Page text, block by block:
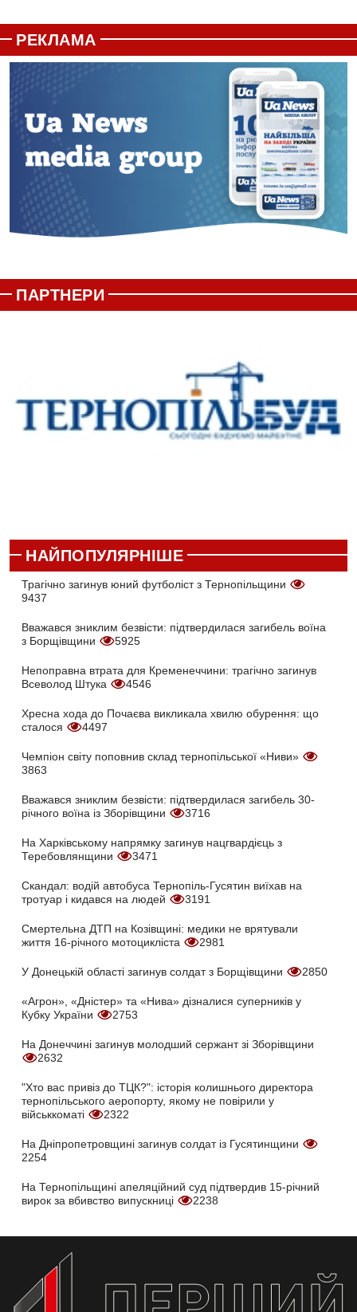
РЕКЛАМА
ПАРТНЕРИ
НАЙПОПУЛЯРНІШЕ
Трагічно загинув юний футболіст з Тернопільщини
9437
Вважався зниклим безвісти: підтвердилася загибель воїна
з Борщівщини
5925
Непоправна втрата для Кременеччини: трагічно загинув
Всеволод Штука
4546
Хресна хода до Почаєва викликала хвилю обурення: що
сталося
4497
Чемпіон світу поповнив склад тернопільської «Ниви»
3863
Вважався зниклим безвісти: підтвердилася загибель 30-
річного воїна із Зборівщини
3716
На Харківському напрямку загинув нацгвардієць з
Теребовлянщини
3471
Скандал: водій автобуса Тернопіль-Гусятин виїхав на
тротуар і кидався на людей
3191
Смертельна ДТП на Козівщині: медики не врятували
життя 16-річного мотоцикліста
2981
У Донецькій області загинув солдат з Борщівщини 2850
«Агрон», «Дністер» та «Нива» дізналися суперників у
Кубку України
2753
На Донеччині загинув молодший сержант зі Зборівщини
2632
"Хто вас привіз до ТЦК?": історія колишнього директора
тернопільського аеропорту, якому не повірили у
військкоматі
2322
На Дніпропетровщині загинув солдат із Гусятинщини
2254
На Тернопільщині апеляційний суд підтвердив 15-річний
вирок за вбивство випускниці
2238